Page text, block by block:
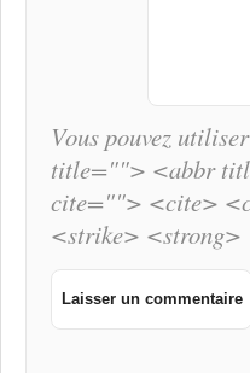
Vous pouvez
title=""> <abbr
cite=""> <cite>
<strike> <strong>